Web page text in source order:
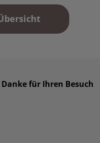
für Ihren Besuch